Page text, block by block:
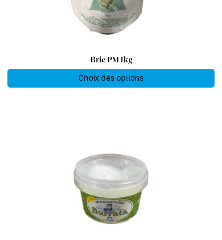
Brie PM 1kg
Choix des options